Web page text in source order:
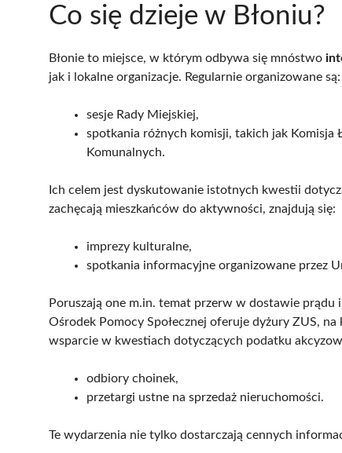
Co się dzieje w Błoniu?
Błonie to miejsce, w którym odbywa się mnóstwo
jak i lokalne organizacje. Regularnie organizowane są:
sesje Rady Miejskiej,
spotkania różnych komisji, takich jak Komisja
Komunalnych.
Ich celem jest dyskutowanie istotnych kwestii
zachęcają mieszkańców do aktywności, znajdują się:
imprezy kulturalne,
spotkania informacyjne organizowane przez
Poruszają one m.in. temat przerw w dostawie
Ośrodek Pomocy Społecznej oferuje dyżury ZUS,
wsparcie w kwestiach dotyczących podatku
odbiory choinek,
przetargi ustne na sprzedaż nieruchomości.
Te wydarzenia nie tylko dostarczają cennych